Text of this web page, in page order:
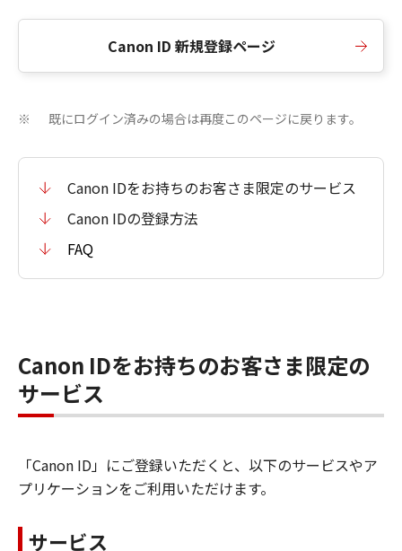
Canon ID 新規登録ページ
※ 既にログイン済みの場合は再度このページに戻ります。
Canon IDをお持ちのお客さま限定のサービス
Canon IDの登録方法
FAQ
Canon IDをお持ちのお客さま限定の
サービス
「Canon ID」にご登録いただくと、以下のサービスやア
プリケーションをご利用いただけます。
サービス